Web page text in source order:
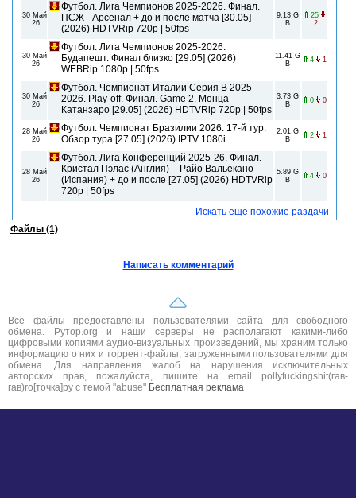
30 Май
26
Футбол. Лига Чемпионов 2025-2026. Финал.
ПСЖ - Арсенал + до и после матча [30.05]
(2026) HDTVRip 720р | 50fps
9.13 G
B
25
2
30 Май
26
Футбол. Лига Чемпионов 2025-2026.
Будапешт. Финал близко [29.05] (2026)
WEBRip 1080р | 50fps
11.41 G
B
4 1
30 Май
26
Футбол. Чемпионат Италии Серия В 2025-
2026. Play-off. Финал. Game 2. Монца -
Катанзаро [29.05] (2026) HDTVRip 720р | 50fps
3.73 G
B
0 0
28 Май
26
Футбол. Чемпионат Бразилии 2026. 17-й тур.
Обзор тура [27.05] (2026) IPTV 1080i
2.01 G
B
2 1
28 Май
26
Футбол. Лига Конференций 2025-26. Финал.
Кристал Пэлас (Англия) – Райо Вальекано
(Испания) + до и после [27.05] (2026) HDTVRip
720р | 50fps
5.89 G
B
4 0
Искать ещё похожие раздачи
Файлы (1)
Написать комментарий
Все файлы предоставлены пользователями сайта для свободного
обмена. Рутор.org и наши серверы не располагают какими-либо
цифровыми копиями аудио-визуальных произведений, мы храним только
информацию о них и торрент-файлы, загруженными пользователями для
обмена. Для направления жалоб на нарушения исключительных
авторских прав, пожалуйста, пишите на email pollyfuckingshit(гав-
гав)ro[точка]ру с темой "abuse" Бесплатная реклама